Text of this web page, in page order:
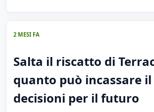
2 MESI FA
Salta il riscatto di
quanto può incassare
decisioni per il futuro